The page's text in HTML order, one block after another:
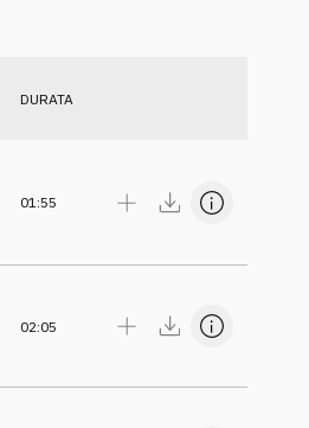
DURATA
01:55
02:05